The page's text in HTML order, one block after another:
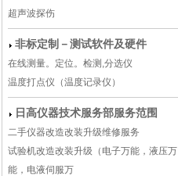
超声波探伤
非标定制－测试软件及硬件
在线测量。定位。检测,分选仪
温度打点仪（温度记录仪）
日高仪器技术服务部服务范围
二手仪器改造改装升级维修服务
试验机改造改装升级（电子万能，液压万
能，电液伺服万